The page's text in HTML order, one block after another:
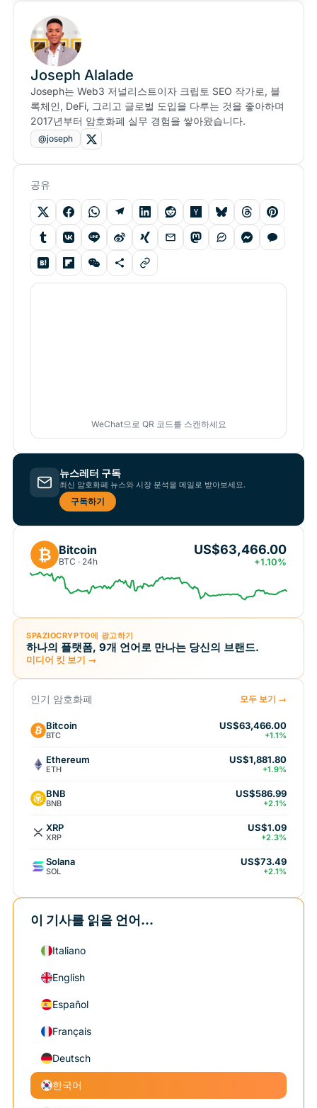
Joseph Alalade
Joseph는 Web3 저널리스트이자 크립토 SEO 작가로, 블
록체인, DeFi, 그리고 글로벌 도입을 다루는 것을 좋아하며
2017년부터 암호화폐 실무 경험을 쌓아왔습니다.
@joseph
공유
WeChat으로 QR 코드를 스캔하세요
뉴스레터 구독
최신 암호화폐 뉴스와 시장 분석을 메일로 받아보세요.
구독하기
₿ Bitcoin
BTC · 24h
US$63,466.00
+1.10%
SPAZIOCRYPTO에 광고하기
하나의 플랫폼, 9개 언어로 만나는 당신의 브랜드.
미디어 킷 보기 →
인기 암호화폐 모두 보기 →
Bitcoin
BTC
US$63,466.00
+1.1%
Ethereum
ETH
US$1,881.80
+1.9%
BNB
BNB
US$586.99
+2.1%
XRP
XRP
US$1.09
+2.3%
Solana
SOL
US$73.49
+2.1%
이 기사를 읽을 언어...
Italiano
English
Español
Français
Deutsch
한국어